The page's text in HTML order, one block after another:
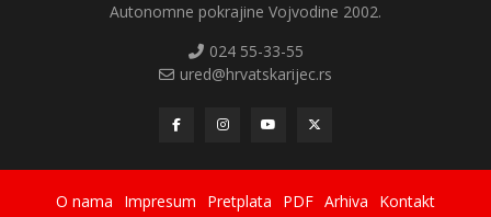
Autonomne pokrajine Vojvodine 2002.
024 55-33-55
ured@hrvatskarijec.rs
O nama Impresum Pretplata PDF Arhiva Kontakt